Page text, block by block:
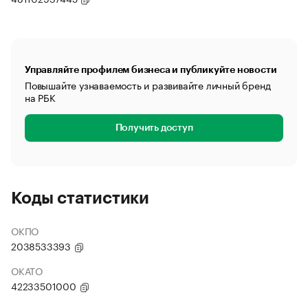
Управляйте профилем бизнеса и публикуйте новости
Повышайте узнаваемость и развивайте личный бренд
на РБК
Получить доступ
Коды статистики
ОКПО
2038533393
ОКАТО
42233501000